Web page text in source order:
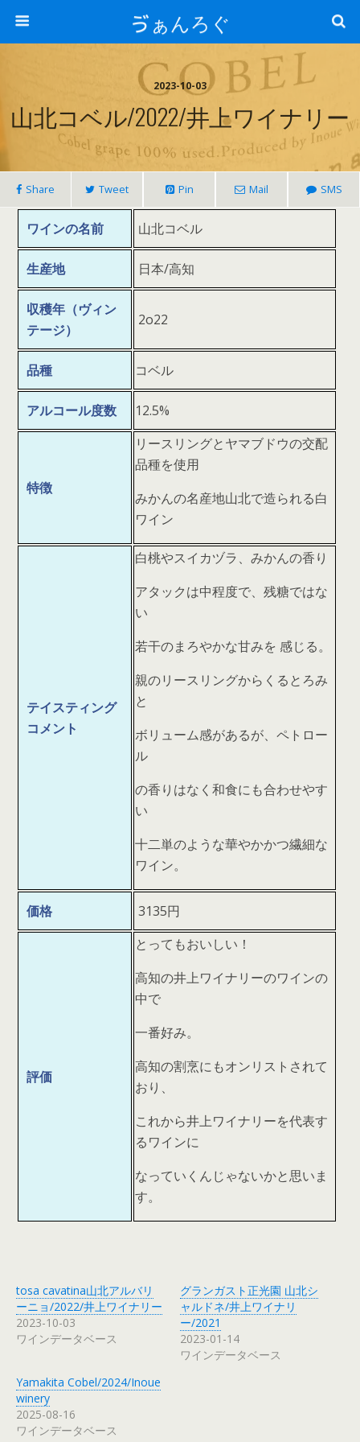
ゔぁんろぐ
2023-10-03
山北コベル/2022/井上ワイナリー
Share Tweet Pin Mail SMS
ワインの名前 山北コベル
生産地 日本/高知
収穫年（ヴィン
テージ）
2o22
品種 コベル
アルコール度数 12.5%
特徴
リースリングとヤマブドウの交配
品種を使用
みかんの名産地山北で造られる白
ワイン
テイスティング
コメント
白桃やスイカヅラ、みかんの香り
アタックは中程度で、残糖ではな
い
若干のまろやかな甘みを 感じる。
親のリースリングからくるとろみ
と
ボリューム感があるが、ペトロー
ル
の香りはなく和食にも合わせやす
い
十二単のような華やかかつ繊細な
ワイン。
価格 3135円
評価
とってもおいしい！
高知の井上ワイナリーのワインの
中で
一番好み。
高知の割烹にもオンリストされて
おり、
これから井上ワイナリーを代表す
るワインに
なっていくんじゃないかと思いま
す。
tosa cavatina山北アルバリ
ーニョ/2022/井上ワイナリー
2023-10-03
ワインデータベース
グランガスト正光園 山北シ
ャルドネ/井上ワイナリ
ー/2021
2023-01-14
ワインデータベース
Yamakita Cobel/2024/Inoue
winery
2025-08-16
ワインデータベース